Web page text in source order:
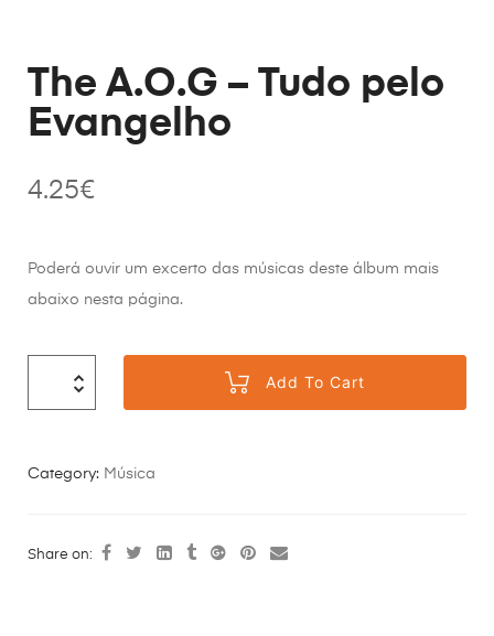
The A.O.G – Tudo pelo
Evangelho
4.25€
Poderá ouvir um excerto das músicas deste álbum mais
abaixo nesta página.
Add To Cart
Category: Música
Share on: